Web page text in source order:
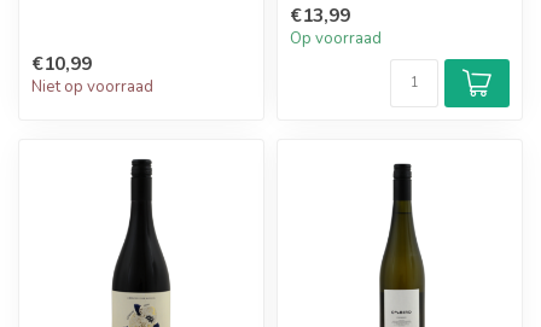
€10,99
Niet op voorraad
Chardo...
€13,99
Op voorraad